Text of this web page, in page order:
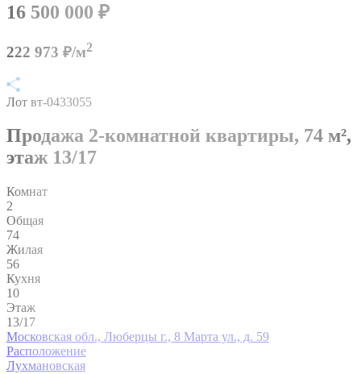
16 500 000 ₽
222 973 ₽/м2
Лот вт-0433055
Продажа 2-комнатной квартиры, 74 м²,
этаж 13/17
Комнат
2
Общая
74
Жилая
56
Кухня
10
Этаж
13/17
Московская обл., Люберцы г., 8 Марта ул., д. 59
Расположение
Лухмановская